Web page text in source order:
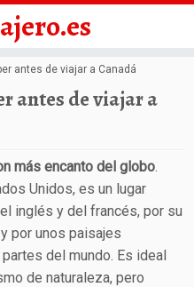
antes de viajar a Canadá
antes de viajar a
más encanto del globo.
Unidos, es un lugar
inglés y del francés, por su
por unos paisajes
del mundo. Es ideal
de naturaleza, pero